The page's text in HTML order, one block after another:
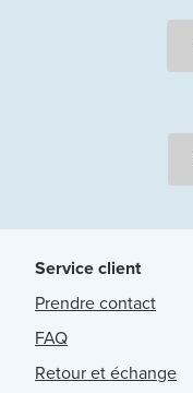
Service client
Prendre contact
FAQ
Retour et échange